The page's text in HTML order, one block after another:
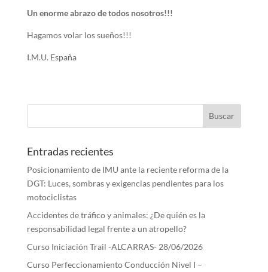
Un enorme abrazo de todos nosotros!!!
Hagamos volar los sueños!!!
I.M.U. España
Entradas recientes
Posicionamiento de IMU ante la reciente reforma de la
DGT: Luces, sombras y exigencias pendientes para los
motociclistas
Accidentes de tráfico y animales: ¿De quién es la
responsabilidad legal frente a un atropello?
Curso Iniciación Trail -ALCARRAS- 28/06/2026
Curso Perfeccionamiento Conducción Nivel I –